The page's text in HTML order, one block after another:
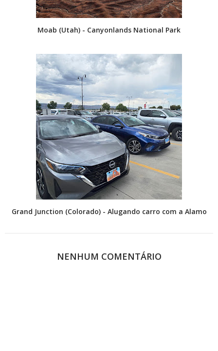
Moab (Utah) - Canyonlands National Park
Grand Junction (Colorado) - Alugando carro com a Alamo
NENHUM COMENTÁRIO